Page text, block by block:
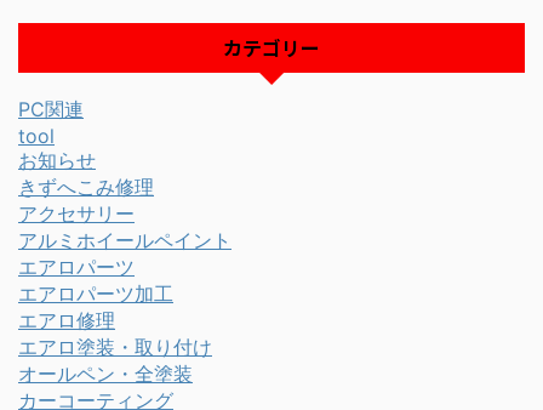
カテゴリー
PC関連
tool
お知らせ
きずへこみ修理
アクセサリー
アルミホイールペイント
エアロパーツ
エアロパーツ加工
エアロ修理
エアロ塗装・取り付け
オールペン・全塗装
カーコーティング